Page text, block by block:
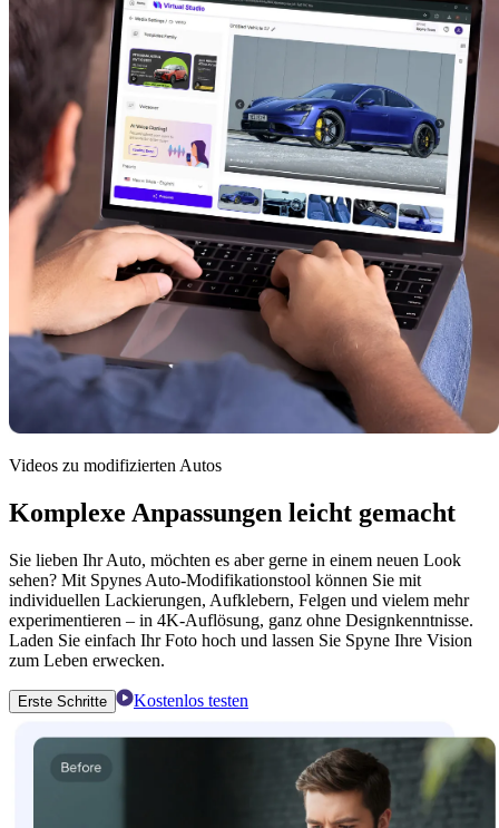
Videos zu modifizierten Autos
Komplexe Anpassungen leicht gemacht
Sie lieben Ihr Auto, möchten es aber gerne in einem neuen Look
sehen? Mit Spynes Auto-Modifikationstool können Sie mit
individuellen Lackierungen, Aufklebern, Felgen und vielem mehr
experimentieren – in 4K-Auflösung, ganz ohne Designkenntnisse.
Laden Sie einfach Ihr Foto hoch und lassen Sie Spyne Ihre Vision
zum Leben erwecken.
Erste Schritte Kostenlos testen